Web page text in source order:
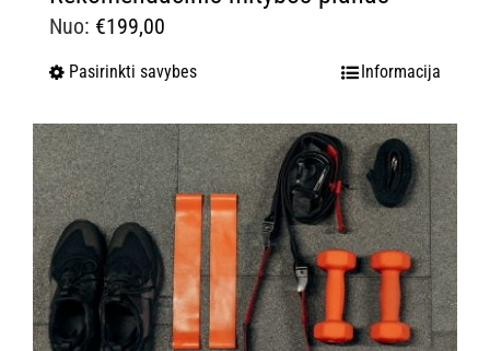
Nuo: €199,00
Pasirinkti savybes Informacija